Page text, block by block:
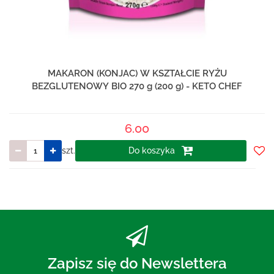
MAKARON (KONJAC) W KSZTAŁCIE RYŻU
BEZGLUTENOWY BIO 270 g (200 g) - KETO CHEF
6.00
szt. Do koszyka
Zapisz się do Newslettera